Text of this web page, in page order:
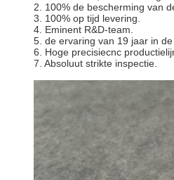
2. 100% de bescherming van
3. 100% op tijd levering.
4. Eminent R&D-team.
5. de ervaring van 19 jaar in
6. Hoge precisiecnc
7. Absoluut strikte inspectie.